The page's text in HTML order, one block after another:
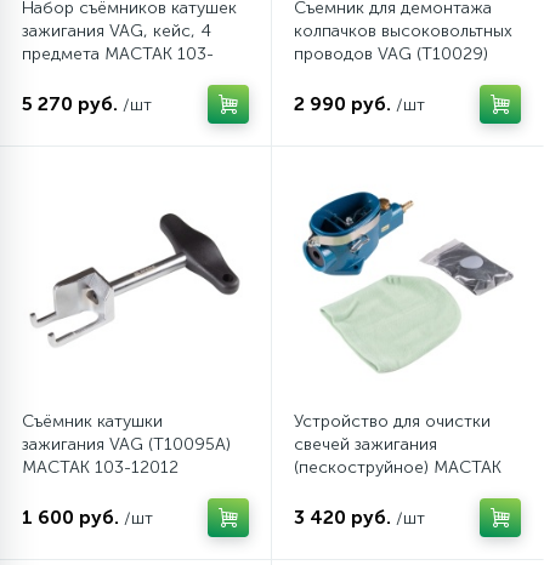
Набор съёмников катушек
зажигания VAG, кейс, 4
предмета МАСТАК 103-
5 270 руб. /шт
Съемник для демонтажа
колпачков высоковольтных
проводов VAG (T10029)
2 990 руб. /шт
Съёмник катушки
зажигания VAG (T10095A)
МАСТАК 103-12012
1 600 руб. /шт
Устройство для очистки
свечей зажигания
(пескоструйное) МАСТАК
3 420 руб. /шт